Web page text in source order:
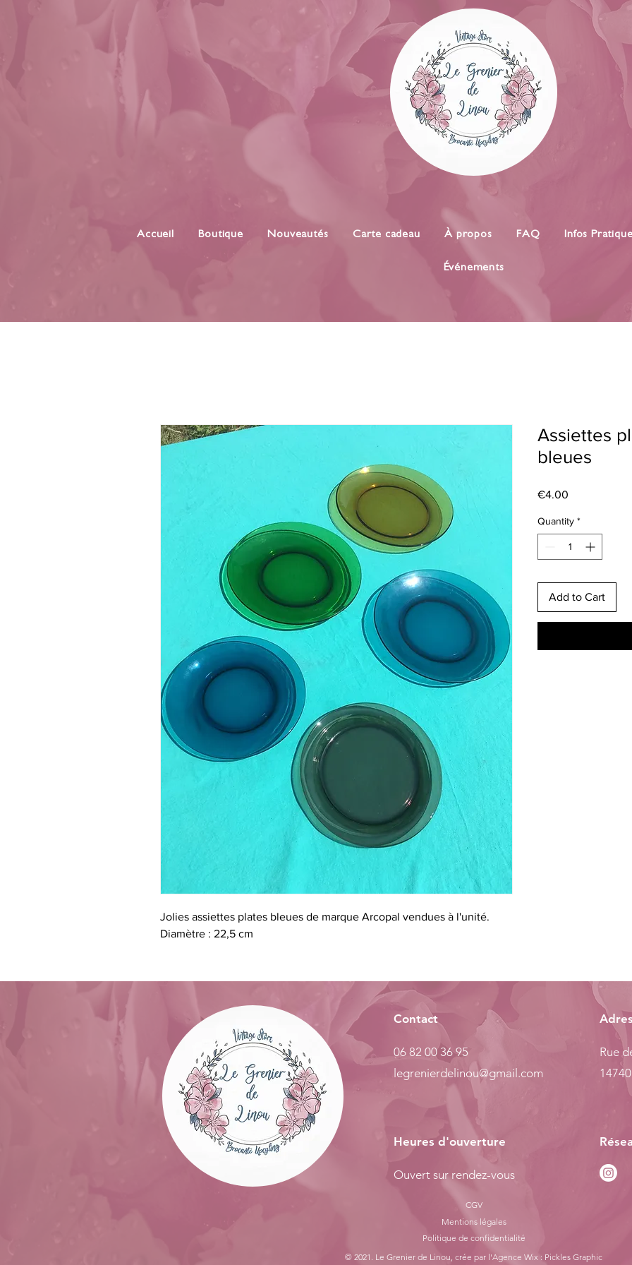
Accueil Boutique Nouveautés Carte cadeau À propos FAQ Infos
Événements
Jolies assiettes plates bleues de marque Arcopal vendues à l'unité.
Diamètre : 22,5 cm
Assiettes
bleues
€4.00
Quantity *
Add to Cart
Contact
06 82 00 36 95
legrenierdelinou@gmail.com
Rue
Heures d'ouverture
Ouvert sur rendez-vous
CGV
Mentions légales
Politique de confidentialité
© 2021. Le Grenier de Linou, crée par l'Agence Wix : Pickles Graphic